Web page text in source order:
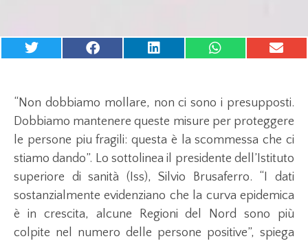
“Non dobbiamo mollare, non ci sono i presupposti.
Dobbiamo mantenere queste misure per proteggere
le persone piu fragili: questa è la scommessa che ci
stiamo dando”. Lo sottolinea il presidente dell’Istituto
superiore di sanità (Iss), Silvio Brusaferro. “I dati
sostanzialmente evidenziano che la curva epidemica
è in crescita, alcune Regioni del Nord sono più
colpite nel numero delle persone positive”, spiega